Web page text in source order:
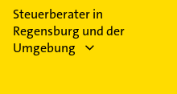
Steuerberater in
Regensburg und der
Umgebung